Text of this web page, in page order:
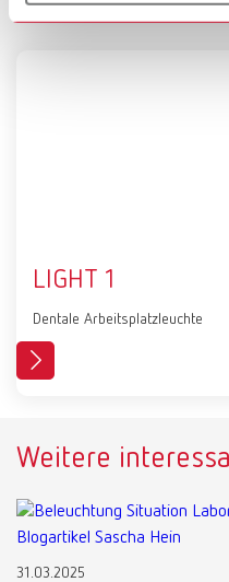
LIGHT 1
Dentale Arbeitsplatzleuchte
Weitere
31.03.2025